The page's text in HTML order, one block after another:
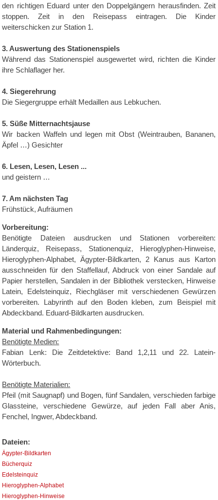
den richtigen Eduard unter den Doppelgängern herausfinden. Zeit
stoppen. Zeit in den Reisepass eintragen. Die Kinder
weiterschicken zur Station 1.
3. Auswertung des Stationenspiels
Während das Stationenspiel ausgewertet wird, richten die Kinder
ihre Schlaflager her.
4. Siegerehrung
Die Siegergruppe erhält Medaillen aus Lebkuchen.
5. Süße Mitternachtsjause
Wir backen Waffeln und legen mit Obst (Weintrauben, Bananen,
Äpfel …) Gesichter
6. Lesen, Lesen, Lesen ...
und geistern …
7. Am nächsten Tag
Frühstück, Aufräumen
Vorbereitung:
Benötigte Dateien ausdrucken und Stationen vorbereiten:
Länderquiz, Reisepass, Stationenquiz, Hieroglyphen-Hinweise,
Hieroglyphen-Alphabet, Ägypter-Bildkarten, 2 Kanus aus Karton
ausschneiden für den Staffellauf, Abdruck von einer Sandale auf
Papier herstellen, Sandalen in der Bibliothek verstecken, Hinweise
Latein, Edelsteinquiz, Riechgläser mit verschiedenen Gewürzen
vorbereiten. Labyrinth auf den Boden kleben, zum Beispiel mit
Abdeckband. Eduard-Bildkarten ausdrucken.
Material und Rahmenbedingungen:
Benötigte Medien:
Fabian Lenk: Die Zeitdetektive: Band 1,2,11 und 22. Latein-
Wörterbuch.
Benötigte Materialien:
Pfeil (mit Saugnapf) und Bogen, fünf Sandalen, verschieden farbige
Glassteine, verschiedene Gewürze, auf jeden Fall aber Anis,
Fenchel, Ingwer, Abdeckband.
Dateien:
Ägypter-Bildkarten
Bücherquiz
Edelsteinquiz
Hieroglyphen-Alphabet
Hieroglyphen-Hinweise